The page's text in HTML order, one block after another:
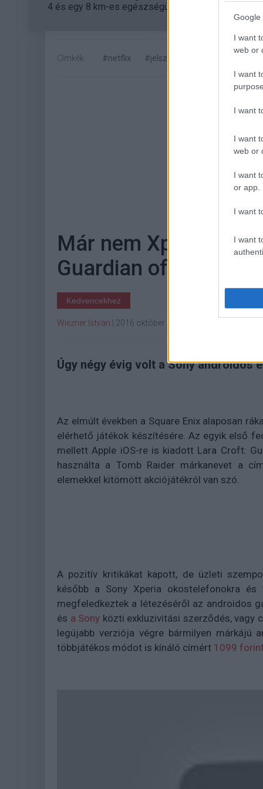
Google
I want
web or
I want
I want
I want
web or
I want
or app.
I want
I want
4 és egy 8 km-es egészségügyi tanösvény nyílt
Címkék: #netflix #jelszó
Már nem Xperia-
Guardian of Light
Kedvencekhez
Wiezner István 2016 október 19. 18:30
Úgy négy évig volt a Sony androidos
Az elmúlt években a Square Enix alaposan
elérhető játékok készítésére. Az egyik első
mellett Apple iOS-re is kiadott Lara Croft:
használta a Tomb Raider márkanevet a
elemekkel kitömött akciójátékról van szó.
A pozitív kritikákat kapott, de üzleti
később a Sony Xperia okostelefonokra
megfeledkeztek a létezéséről az androidos
és a Sony közti exkluzivitási szerződés, vagy
legújabb verziója végre bármilyen márkájú
többjátékos módot is kínáló címért 1099